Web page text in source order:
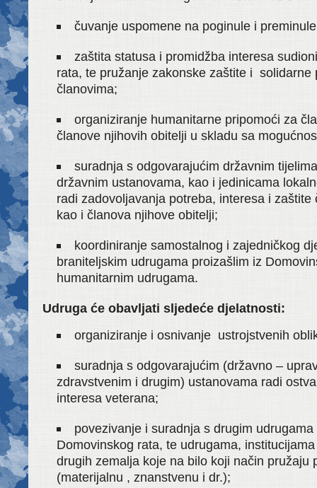
čuvanje uspomene na poginule i
zaštita statusa i promidžba interesa
rata, te pružanje zakonske zaštite i solidarne
članovima;
organiziranje humanitarne pripomoći za
članove njihovih obitelji u skladu sa
suradnja s odgovarajućim državnim
državnim ustanovama, kao i jedinicama
radi zadovoljavanja potreba, interesa i zaštite
kao i članova njihove obitelji;
koordiniranje samostalnog i zajedničkog
braniteljskim udrugama proizašlim iz
humanitarnim udrugama.
Udruga će obavljati sljedeće djelatnosti:
organiziranje i osnivanje ustrojstvenih
suradnja s odgovarajućim (državno –
zdravstvenim i drugim) ustanovama radi
interesa veterana;
povezivanje i suradnja s drugim
Domovinskog rata, te udrugama,
drugih zemalja koje na bilo koji način pružaju
(materijalnu , znanstvenu i dr.);